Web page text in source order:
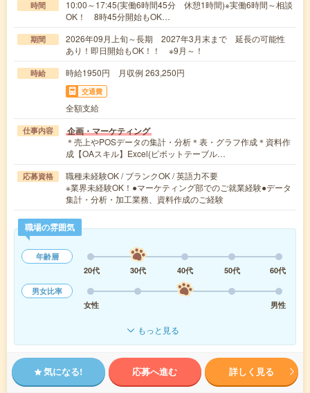
時間
10:00～17:45(実働6時間45分 休憩1時間)※実働6時間～相談
OK！ 8時45分開始もOK…
期間
2026年09月上旬～長期 2027年3月末まで 延長の可能性
あり！即日開始もOK！！ ※9月～！
時給 時給1950円 月収例 263,250円
交通費
全額支給
仕事内容 企画・マーケティング
＊売上やPOSデータの集計・分析＊表・グラフ作成＊資料作
成【OAスキル】Excel(ピボットテーブル…
応募資格
職種未経験OK / ブランクOK / 英語力不要
※業界未経験OK！●マーケティング部でのご就業経験●データ
集計・分析・加工業務、資料作成のご経験
職場の雰囲気
年齢層
20代
30代 40代 50代
60代
男女比率
女性
男性
もっと見る
気になる! 応募へ進む 詳しく見る